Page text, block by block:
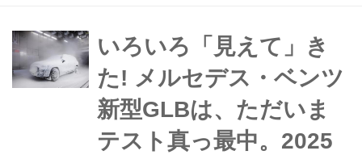
いろいろ「見えて」き
た! メルセデス・ベンツ
新型GLBは、ただいま
テスト真っ最中。2025